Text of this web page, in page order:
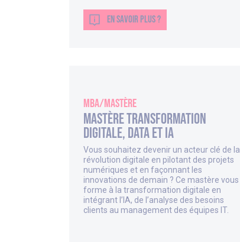
EN SAVOIR PLUS ?
MBA/Mastère
Mastère Transformation
Digitale, Data et IA
Vous souhaitez devenir un acteur clé de la
révolution digitale en pilotant des projets
numériques et en façonnant les
innovations de demain ? Ce mastère vous
forme à la transformation digitale en
intégrant l’IA, de l’analyse des besoins
clients au management des équipes IT.